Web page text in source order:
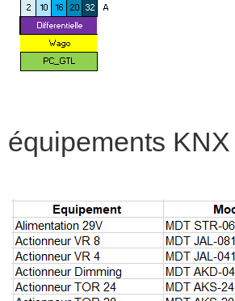
équipements